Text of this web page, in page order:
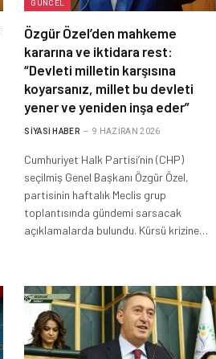
GÜNCEL
Özgür Özel’den mahkeme
kararına ve iktidara rest:
“Devleti milletin karşısına
koyarsanız, millet bu devleti
yener ve yeniden inşa eder”
SIYASI HABER 9 HAZIRAN 2026
Cumhuriyet Halk Partisi’nin (CHP)
seçilmiş Genel Başkanı Özgür Özel,
partisinin haftalık Meclis grup
toplantısında gündemi sarsacak
açıklamalarda bulundu. Kürsü krizine…